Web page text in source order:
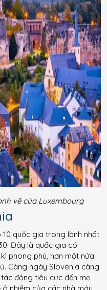
vẽ của Luxembourg
quốc gia trong lành nhất
Đây là quốc gia có
phong phú, hơn một nửa
Càng ngày Slovenia càng
động tiêu cực đến mẹ